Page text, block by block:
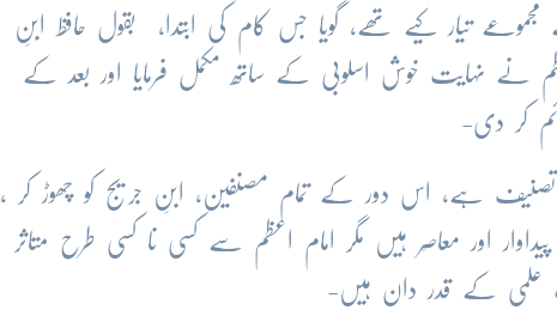
تیار کیے تھے، گویا جس کام کی ابتدا، بقول حافظ ابنِ
نے نہایت خوش اسلوبی کے ساتھ مکمل فرمایا اور بعد کے
کر دی-
ہے، اس دور کے تمام مصنفین، ابنِ جریج کو چھوڑ کر ،
اور معاصِر ہیں مگر امام اعظم سے کسی نا کسی طرح متاثر
علمی کے قدر دان ہیں-